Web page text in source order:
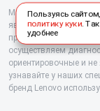
Мы специализируемся
являемся их
профессиональные
осуществляем
ориентировочные и
узнавайте у наших
бренд Lenovo
Пользуясь
политику куки.
удобнее